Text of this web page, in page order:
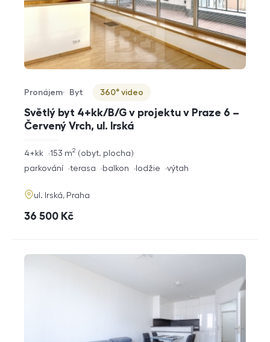
Světlý byt 4+kk/B/G v projektu v Praze 6 –
Červený Vrch, ul. Irská
Typ nabídky
Pronájem
Typ nemovitosti
Byt
Virtuální prohlídka
360° video
rozměry
dispozice
4+kk obyt. plocha
153 m2
funkce
parkování terasa balkon lodžie výtah
adresa
ul. Irská, Praha
cena
36 500 Kč